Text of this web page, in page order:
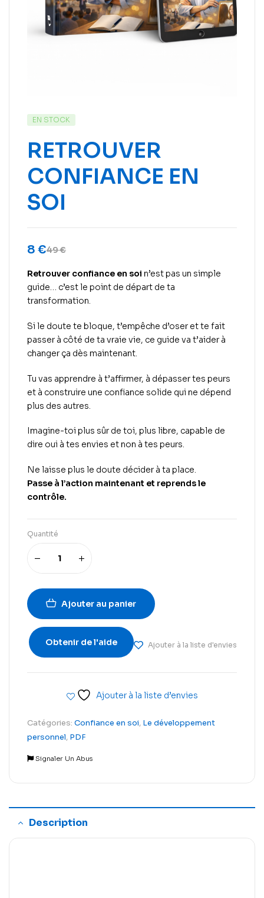
EN STOCK
RETROUVER
CONFIANCE EN
SOI
49€
8 €
Retrouver confiance en soi n’est pas un simple
guide… c’est le point de départ de ta
transformation.
Si le doute te bloque, t’empêche d’oser et te fait
passer à côté de ta vraie vie, ce guide va t’aider à
changer ça dès maintenant.
Tu vas apprendre à t’affirmer, à dépasser tes peurs
et à construire une confiance solide qui ne dépend
plus des autres.
Imagine-toi plus sûr de toi, plus libre, capable de
dire oui à tes envies et non à tes peurs.
Ne laisse plus le doute décider à ta place.
Passe à l’action maintenant et reprends le
contrôle.
Quantité
Ajouter au panier
Obtenir de l'aide Ajouter à la liste d'envies
Ajouter à la liste d’envies
Catégories: Confiance en soi, Le développement
personnel, PDF
Signaler Un Abus
Description